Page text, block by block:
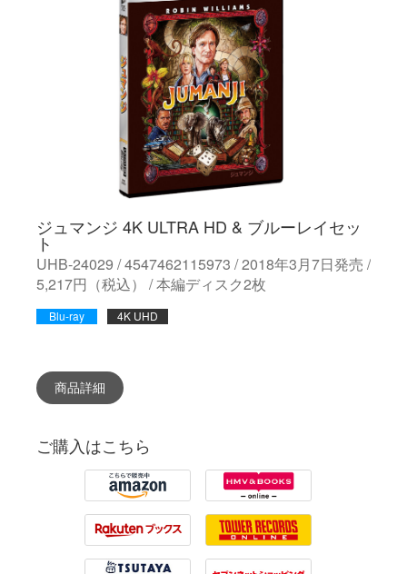
ジュマンジ 4K ULTRA HD & ブルーレイセッ
ト
UHB-24029 / 4547462115973 / 2018年3月7日発売 /
5,217円（税込） / 本編ディスク2枚
Blu-ray 4K UHD
商品詳細
ご購入はこちら
Amazon HMV
Rakuten Tower Records